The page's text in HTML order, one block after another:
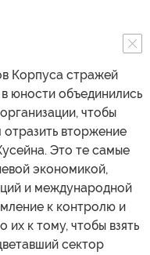
Корпуса стражей
юности объединились
чтобы
отразить вторжение
Это те самые
экономикой,
и международной
к контролю и
к тому, чтобы взять
сектор